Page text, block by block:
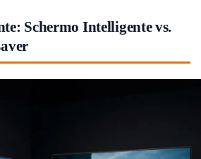
Schermo Intelligente vs.